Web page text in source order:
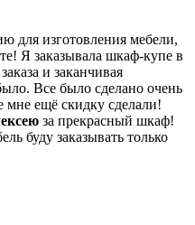
для изготовления мебели,
Я заказывала шкаф-купе в
и заканчивая
Все было сделано очень
мне ещё скидку сделали!
за прекрасный шкаф!
буду заказывать только